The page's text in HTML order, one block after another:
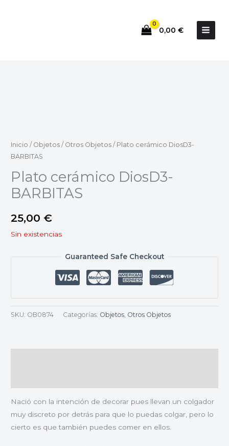
0,00 €
Inicio / Objetos / Otros Objetos / Plato cerámico DiosD3-
BARBITAS
Plato cerámico DiosD3-
BARBITAS
25,00 €
Sin existencias
Guaranteed Safe Checkout
SKU: OB0874 Categorías: Objetos, Otros Objetos
Nació con la intención de decorar pues llevan un colgador
muy discreto por detrás para que lo puedas colgar, pero lo
cierto es que también puedes comer en ellos.